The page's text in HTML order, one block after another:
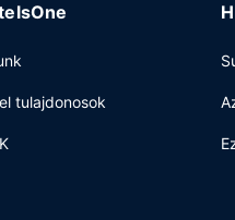
tulajdonosok